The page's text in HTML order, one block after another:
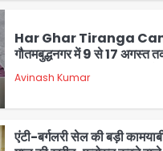
Har Ghar Tiranga
गौतमबुद्धनगर में 9 से 17 अगस्त
जागरूकता महाअभियान, डीएम ने की
बैठक
Avinash Kumar
एंटी-बर्गलरी सेल की बड़ी